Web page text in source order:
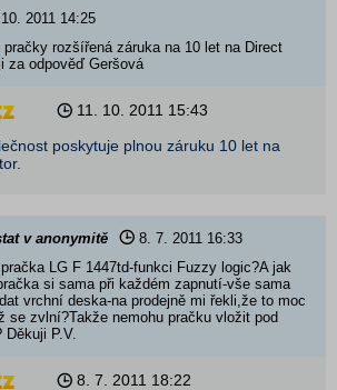
2011 14:25
pračky rozšířená záruka na 10 let na Direct
za odpověď Geršová
11. 10. 2011 15:43
poskytuje plnou záruku 10 let na
v anonymitě 8. 7. 2011 16:33
LG F 1447td-funkci Fuzzy logic?A jak
si sama při každém zapnutí-vše sama
vrchní deska-na prodejně mi řekli,že to moc
se zvlní?Takže nemohu pračku vložit pod
P.V.
8. 7. 2011 18:22